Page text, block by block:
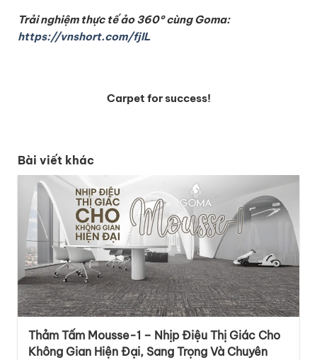
Trải nghiệm thực tế ảo 360°cùng Goma:
https://vnshort.com/fjIL
Carpet for success!
Bài viết khác
Thảm Tấm Mousse-1 – Nhịp Điệu Thị Giác Cho
Không Gian Hiện Đại, Sang Trọng Và Chuyên